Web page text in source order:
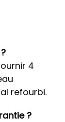
4
refourbi.
?